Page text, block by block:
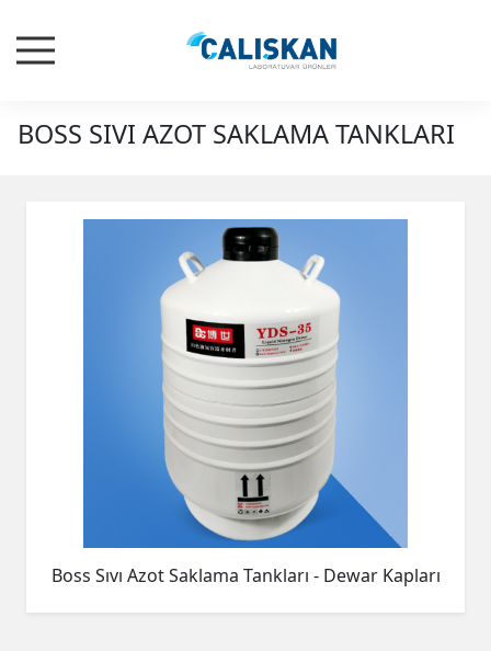
BOSS SIVI AZOT SAKLAMA TANKLARI
Boss Sıvı Azot Saklama Tankları - Dewar Kapları